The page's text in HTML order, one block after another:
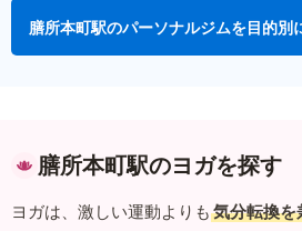
膳所本町駅のパーソナルジムを目的別
膳所本町駅のヨガを探す
ヨガは、激しい運動よりも 気分転換を